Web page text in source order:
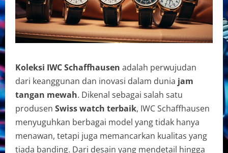
Koleksi IWC Schaffhausen adalah perwujudan
dari keanggunan dan inovasi dalam dunia jam
tangan mewah. Dikenal sebagai salah satu
produsen Swiss watch terbaik, IWC Schaffhausen
menyuguhkan berbagai model yang tidak hanya
menawan, tetapi juga memancarkan kualitas yang
tiada banding. Dari desain yang mendetail hingga